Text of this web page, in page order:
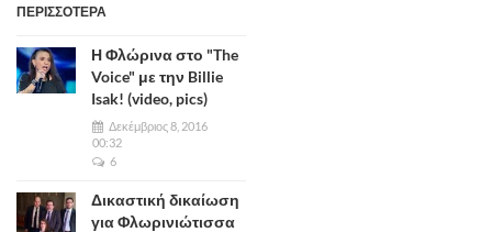
ΠΕΡΙΣΣΟΤΕΡΑ
Η Φλώρινα στο "The
Voice" με την Billie
Isak! (video, pics)
Δεκέμβριος 8, 2016
00:32
6
Δικαστική δικαίωση
για Φλωρινιώτισσα